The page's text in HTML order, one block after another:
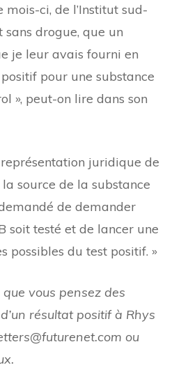
ci, de l’Institut sud-
drogue, que un
je leur avais fourni en
pour une substance
», peut-on lire dans son
représentation juridique de
source de la substance
de demander
soit testé et de lancer une
possibles du test positif. »
vous pensez des
résultat positif à Rhys
ou